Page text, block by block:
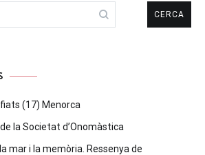
(17) Menorca
la Societat d’Onomàstica
mar i la memòria. Ressenya de